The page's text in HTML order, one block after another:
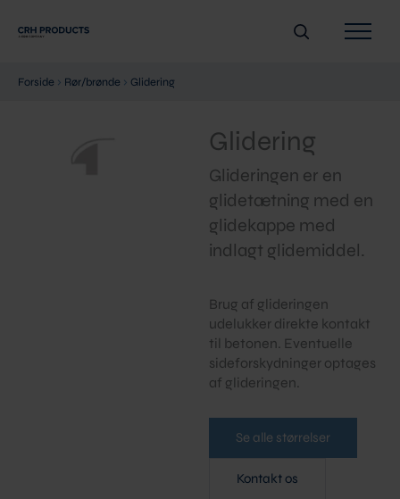
Forside › Rør/brønde › Glidering
Glidering
Glideringen er en
glidetætning med en
glidekappe med
indlagt glidemiddel.
Brug af glideringen
udelukker direkte kontakt
til betonen. Eventuelle
sideforskydninger optages
af glideringen.
Se alle størrelser
Kontakt os